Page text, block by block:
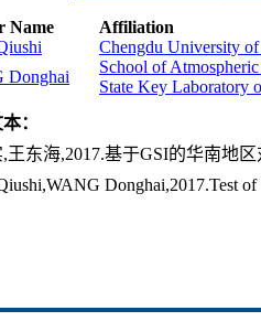
Name
Affiliation
Chengdu University
Donghai
School of
State Key Laboratory
：
王东海,2017.基于GSI的华南地
Donghai,2017.Test of